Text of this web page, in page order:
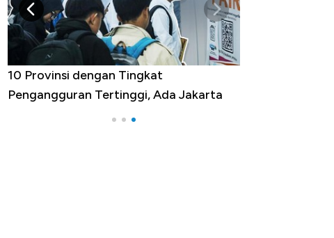
10 Provinsi dengan Tingkat
Pengangguran Tertinggi, Ada Jakarta